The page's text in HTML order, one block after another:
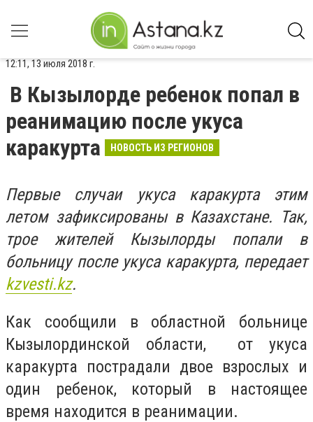
12:11, 13 июля 2018 г.
В Кызылорде ребенок попал в
реанимацию после укуса
каракурта
НОВОСТЬ ИЗ РЕГИОНОВ
Первые случаи укуса каракурта этим
летом зафиксированы в Казахстане. Так,
трое жителей Кызылорды попали в
больницу после укуса каракурта, передает
kzvesti.kz.
Как сообщили в областной больнице
Кызылординской области, от укуса
каракурта пострадали двое взрослых и
один ребенок, который в настоящее
время находится в реанимации.